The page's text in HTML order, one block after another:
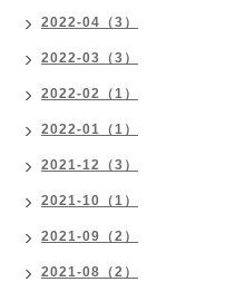
2022-04（3）
2022-03（3）
2022-02（1）
2022-01（1）
2021-12（3）
2021-10（1）
2021-09（2）
2021-08（2）